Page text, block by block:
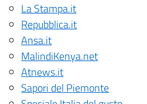
La Stampa.it
Repubblica.it
Ansa.it
MalindiKenya.net
Atnews.it
Sapori del Piemonte